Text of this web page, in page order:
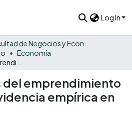
Log In
Economía
emprendimiento
empírica en